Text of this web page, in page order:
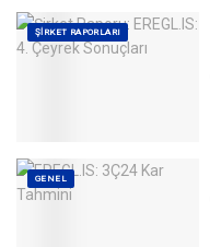
ŞIRKET RAPORLARI
GENEL